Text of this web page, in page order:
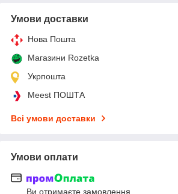
Умови доставки
Нова Пошта
Магазини Rozetka
Укрпошта
Meest ПОШТА
Всі умови доставки
Умови оплати
Ви отримаєте замовлення